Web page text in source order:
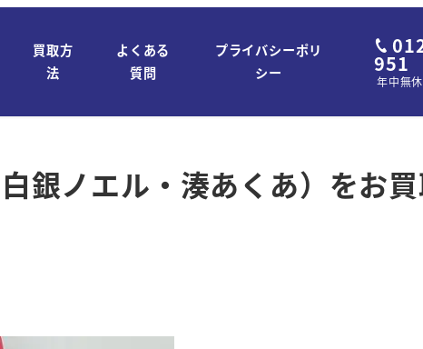
買取方
法
よくある
質問
プライバシーポリ
シー
951
年中無
銀ノエル・湊あくあ）をお